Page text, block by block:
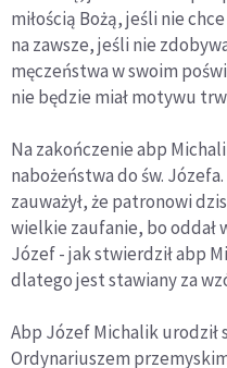
miłością Bożą, jeśli nie
na zawsze, jeśli nie
męczeństwa w swoim
nie będzie miał motywu
Na zakończenie abp
nabożeństwa do św.
zauważył, że patronowi
wielkie zaufanie, bo oddał
Józef - jak stwierdził abp
dlatego jest stawiany za
Abp Józef Michalik urodził
Ordynariuszem